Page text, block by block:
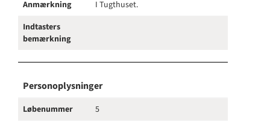
Anmærkning
I Tugthuset.
Indtasters
bemærkning
Personoplysninger
Løbenummer
5